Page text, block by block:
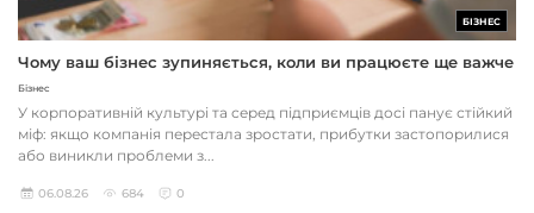
БІЗНЕС
Чому ваш бізнес зупиняється, коли ви працюєте ще важче
Бізнес
У корпоративній культурі та серед підприємців досі панує стійкий
міф: якщо компанія перестала зростати, прибутки застопорилися
або виникли проблеми з...
06.08.26 684 0